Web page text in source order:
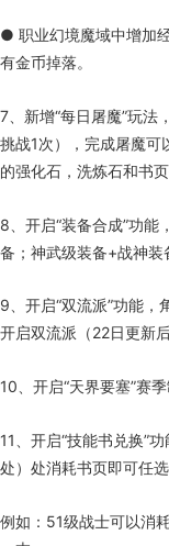
● 职业幻境魔域中增加
有金币掉落。
7、新增“每日屠魔”玩法
挑战1次），完成屠魔可
的强化石，洗炼石和书页
8、开启“装备合成”功
备；神武级装备+战神装
9、开启“双流派”功能
开启双流派（22日更新
10、开启“天界要塞”赛
11、开启“技能书兑换”
处）处消耗书页即可任
例如：51级战士可以消